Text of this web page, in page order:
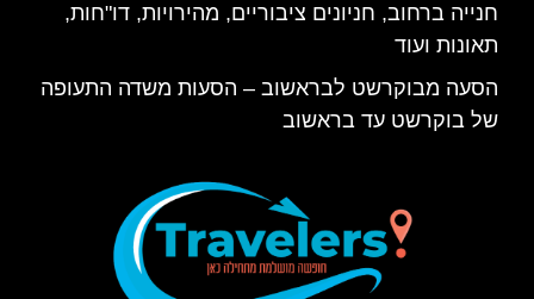
חנייה ברחוב, חניונים ציבוריים, מהירויות, דו"חות,
תאונות ועוד
הסעה מבוקרשט לבראשוב – הסעות משדה התעופה
של בוקרשט עד בראשוב